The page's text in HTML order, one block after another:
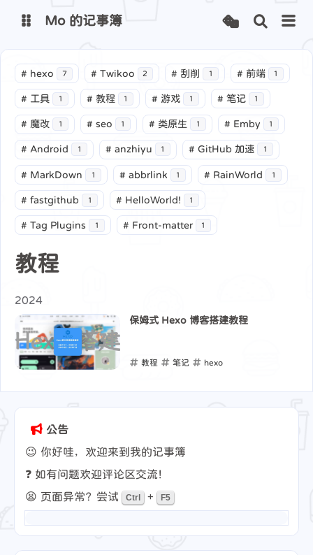
Mo 的主页 雨世界地图
Mo 的网站监测 Mini-Cover
Mo 的记事簿
# hexo 7 # Twikoo 2 # 刮削 1 # 前端 1
# 工具 1 # 教程 1 # 游戏 1 # 笔记 1
# 魔改 1 # seo 1 # 类原生 1 # Emby 1
# Android 1 # anzhiyu 1 # GitHub 加速 1
# MarkDown 1 # abbrlink 1 # RainWorld 1
# fastgithub 1 # HelloWorld! 1
# Tag Plugins 1 # Front-matter 1
教程
2024
保姆式 Hexo 博客搭建教程
教程 笔记 hexo
公告
😉 你好哇，欢迎来到我的记事簿
❓ 如有问题欢迎评论区交流！
😫 页面异常？尝试
Ctrl + F5